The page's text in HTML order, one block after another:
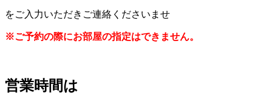
をご入力いただきご連絡くださいませ
※ご予約の際にお部屋の指定はできません。
営業時間は